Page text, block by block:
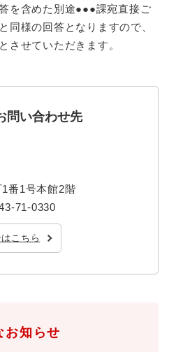
を含めた別途●●●課宛直接ご
同様の回答となりますので、
させていただきます。
問い合わせ先
番1号本館2階
71-0330
こちら
お知らせ